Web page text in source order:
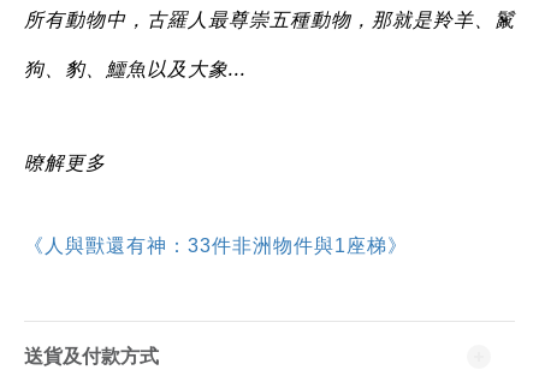
所有動物中，古羅人最尊崇五種動物，那就是羚羊、鬣
狗、豹、鱷魚以及大象...
暸解更多
《人與獸還有神：33件非洲物件與1座梯》
送貨及付款方式